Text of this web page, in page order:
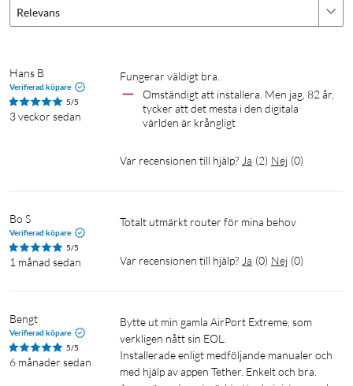
Relevans
Hans B
Verifierad köpare
5/5
3 veckor sedan
Fungerar väldigt bra.
Omständigt att installera. Men jag, 82 år,
tycker att det mesta i den digitala
världen är krångligt
Var recensionen till hjälp? Ja (2) Nej (0)
Bo S
Verifierad köpare
5/5
1 månad sedan
Totalt utmärkt router för mina behov
Var recensionen till hjälp? Ja (0) Nej (0)
Bengt
Verifierad köpare
5/5
6 månader sedan
Bytte ut min gamla AirPort Extreme, som
verkligen nått sin EOL.
Installerade enligt medföljande manualer och
med hjälp av appen Tether. Enkelt och bra.